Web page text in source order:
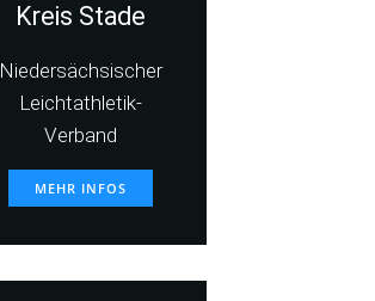
Kreis Stade
Niedersächsischer
Leichtathletik-
Verband
MEHR INFOS